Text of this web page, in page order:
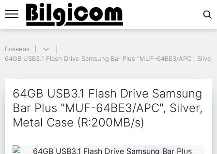
64GB USB3.1 Flash Drive Samsung Bar Plus "MUF-64BE3/APC", Silver,
64GB USB3.1 Flash
Главная
64GB USB3.1 Flash Drive Samsung Bar Plus "MUF-64BE3/APC",
64GB USB3.1 Flash Drive Samsung
Bar Plus "MUF-64BE3/APC", Silver,
Metal Case (R:200MB/s)